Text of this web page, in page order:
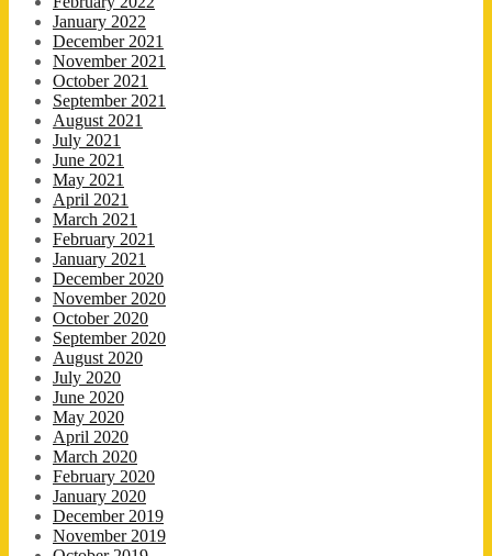
January 2022
December 2021
November 2021
October 2021
September 2021
August 2021
July 2021
June 2021
May 2021
April 2021
March 2021
February 2021
January 2021
December 2020
November 2020
October 2020
September 2020
August 2020
July 2020
June 2020
May 2020
April 2020
March 2020
February 2020
January 2020
December 2019
November 2019